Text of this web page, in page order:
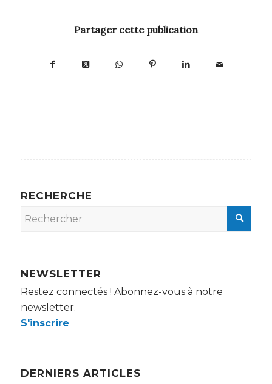
Partager cette publication
RECHERCHE
NEWSLETTER
Restez connectés ! Abonnez-vous à notre
newsletter.
S'inscrire
DERNIERS ARTICLES